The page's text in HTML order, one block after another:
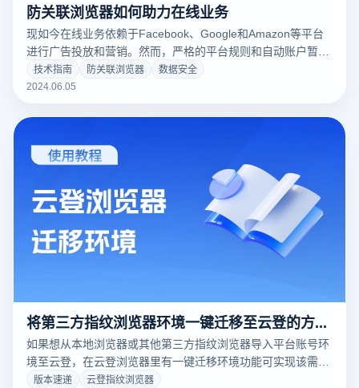
防关联浏览器如何助力在线业务
现如今在线业务依赖于Facebook、Google和Amazon等平台
进行广告投放和营销。然而，严格的平台规则和自动账户暂停
对企业构成了重大挑战。云登防关联浏览器提供了解决方案，
帮助企业规避限制，保障在线业务的顺利运行。
技术指南 防关联浏览器
数据安全
2024.06.05
将第三方指纹浏览器环境一键迁移至云登的方法，附视频教程！
如果想从本地浏览器或其他第三方指纹浏览器导入平台账号环
境至云登，在云登浏览器里有一键迁移环境功能可实现该需
求！
版本速递
云登指纹浏览器